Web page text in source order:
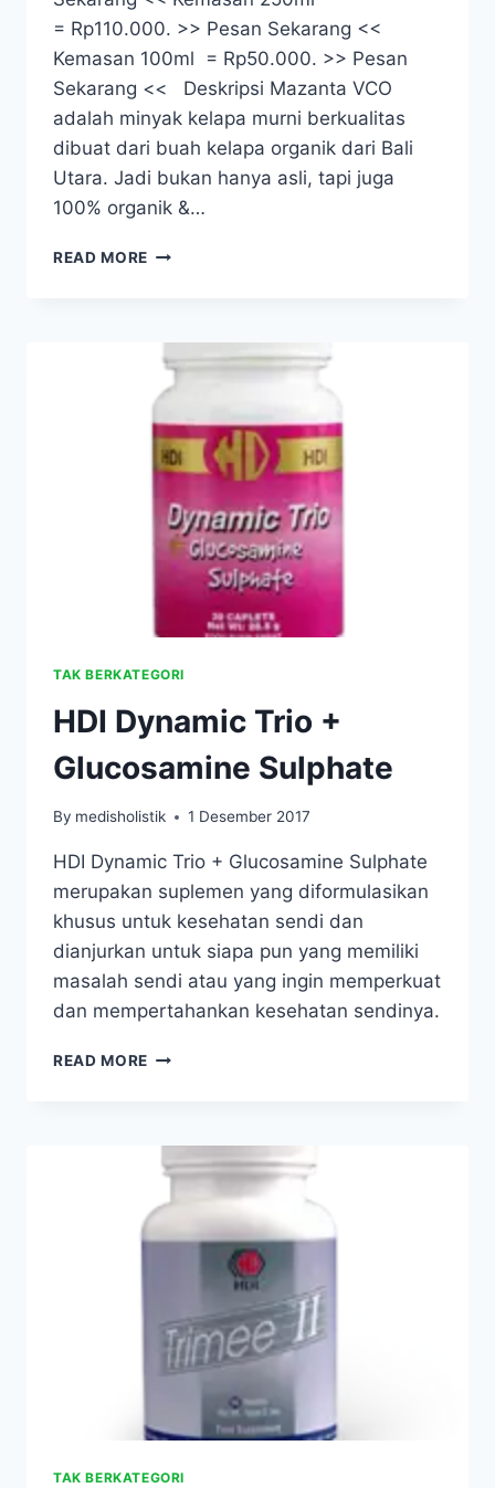
= Rp110.000. >> Pesan Sekarang <<
Kemasan 100ml = Rp50.000. >> Pesan
Sekarang << Deskripsi Mazanta VCO
adalah minyak kelapa murni berkualitas
dibuat dari buah kelapa organik dari Bali
Utara. Jadi bukan hanya asli, tapi juga
100% organik &…
READ MORE MAZANTA
KELAPA
MURNI
PREMIUM
ASLI,
ORGANIK,
PEMANASAN
DAN
DARI
UNGGULAN
TAK BERKATEGORI
HDI Dynamic Trio +
Glucosamine Sulphate
By medisholistik 1 Desember 2017
HDI Dynamic Trio + Glucosamine Sulphate
merupakan suplemen yang diformulasikan
khusus untuk kesehatan sendi dan
dianjurkan untuk siapa pun yang memiliki
masalah sendi atau yang ingin memperkuat
dan mempertahankan kesehatan sendinya.
READ MORE HDI
GLUCOSAMINE
SULPHATE
TAK BERKATEGORI